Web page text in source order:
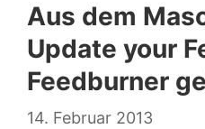
Aus dem
Update your
Feedburner
14. Februar 2013